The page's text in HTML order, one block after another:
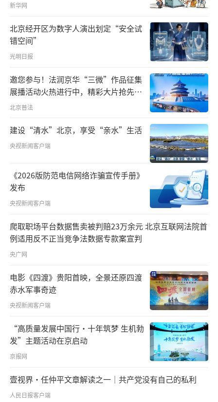
早在抗战时期，毛泽东同志就强调注意保
护华侨利益，并经过华侨的努力推进各国反日
援华运动。1945年，他在《论联合政府》中提
出了“保护华侨利益，扶助回国的华侨”这一
华侨工作的基本政策。1949年新政协会议通过
的具有临时宪法性质的《中国人民政治协商会
议共同纲领》明确规定：“中华人民共和国中
央人民政府应尽力保护国外华侨的正当权
益。”新中国宪法中也有这一规定，这也为我
们党历届领导集体所重视和落实。邓小平同志
强调保护华侨的正当权益。江泽民同志指出,分
布于世界各地的广大华侨华人，是中华民族一
个重要的人才资源宝库。胡锦涛同志要求各级
以来，习近平总书记强调要加强同海外侨胞、
归侨侨眷的联系，维护他们的合法权益。正是
因为中国共产党制定了正确的侨务政策方针，
尊重和保护华侨权益，所以越来越多的华侨自
愿接受与拥护党的领导。
是侨务工作取得成效的保证
高度重视华侨统战工作，不断健全和完善
侨务工作的组织体系，既是华侨统战的客观需
要，也是侨务工作长期以来取得的宝贵经验。
新华网
北京经开区为数字人演出划定“安全试
错空间”
光明日报
邀您参与！法润京华“三微”作品征集
展播活动火热进行中，精彩大片抢先看
～
北京普法
建设“清水”北京，享受“亲水”生活
央视新闻客户端
《2026版防范电信网络诈骗宣传手册》
发布
央视新闻客户端
爬取职场平台数据售卖被判赔23万余元 北京互联网法院首
例适用反不正当竞争法数据专款案宣判
央广网
电影《四渡》贵阳首映，全景还原四渡
赤水军事奇迹
央视新闻客户端
“高质量发展中国行·十年筑梦 生机勃
发”主题活动在京启动
京报网
壹视界·任仲平文章解读之一｜共产党没有自己的私利
人民日报客户端